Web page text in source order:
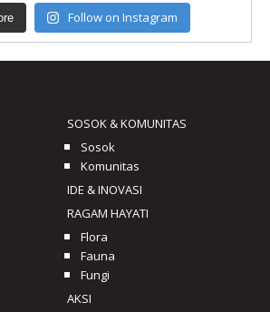
Follow on Instagram
SOSOK & KOMUNITAS
Sosok
Komunitas
IDE & INOVASI
RAGAM HAYATI
Flora
Fauna
Fungi
AKSI